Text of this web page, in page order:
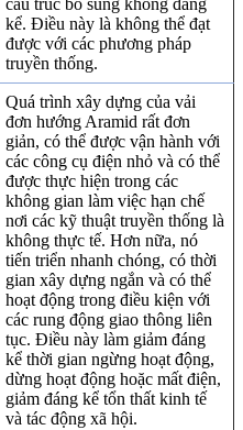
cấu trúc bổ sung không đáng
kể. Điều này là không thể đạt
được với các phương pháp
truyền thống.
Quá trình xây dựng của vải
đơn hướng Aramid rất đơn
giản, có thể được vận hành với
các công cụ điện nhỏ và có thể
được thực hiện trong các
không gian làm việc hạn chế
nơi các kỹ thuật truyền thống là
không thực tế. Hơn nữa, nó
tiến triển nhanh chóng, có thời
gian xây dựng ngắn và có thể
hoạt động trong điều kiện với
các rung động giao thông liên
tục. Điều này làm giảm đáng
kể thời gian ngừng hoạt động,
dừng hoạt động hoặc mất điện,
giảm đáng kể tổn thất kinh tế
và tác động xã hội.